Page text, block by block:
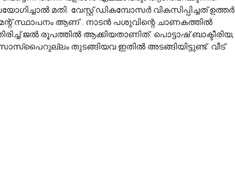
മതി. വേസ്റ്റ് ഡികമ്പോസർ വികസിപ്പിച്ചത് ഉത്തർ
സ്ഥാപനം ആണ് . നാടൻ പശുവിന്റെ ചാണകത്തിൽ
ജൽ രൂപത്തിൽ ആക്കിയതാണിത്. പൊട്ടാഷ് ബാക്ടീരിയ,
തുടങ്ങിയവ ഇതിൽ അടങ്ങിയിട്ടുണ്ട്. വീട്